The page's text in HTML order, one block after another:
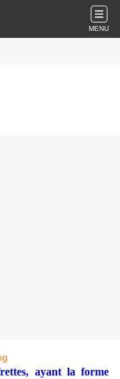
MENU
ayant la forme